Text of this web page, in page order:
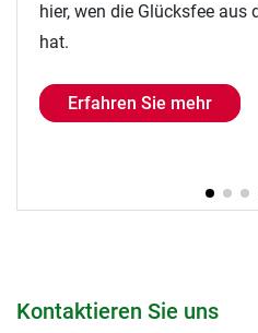
Zukunft der Reha
Kontaktieren Sie uns